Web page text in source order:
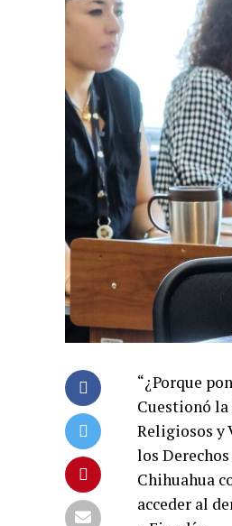
“¿Porque
Cuestionó
Religiosos y
los
Chihuahua
acceder al